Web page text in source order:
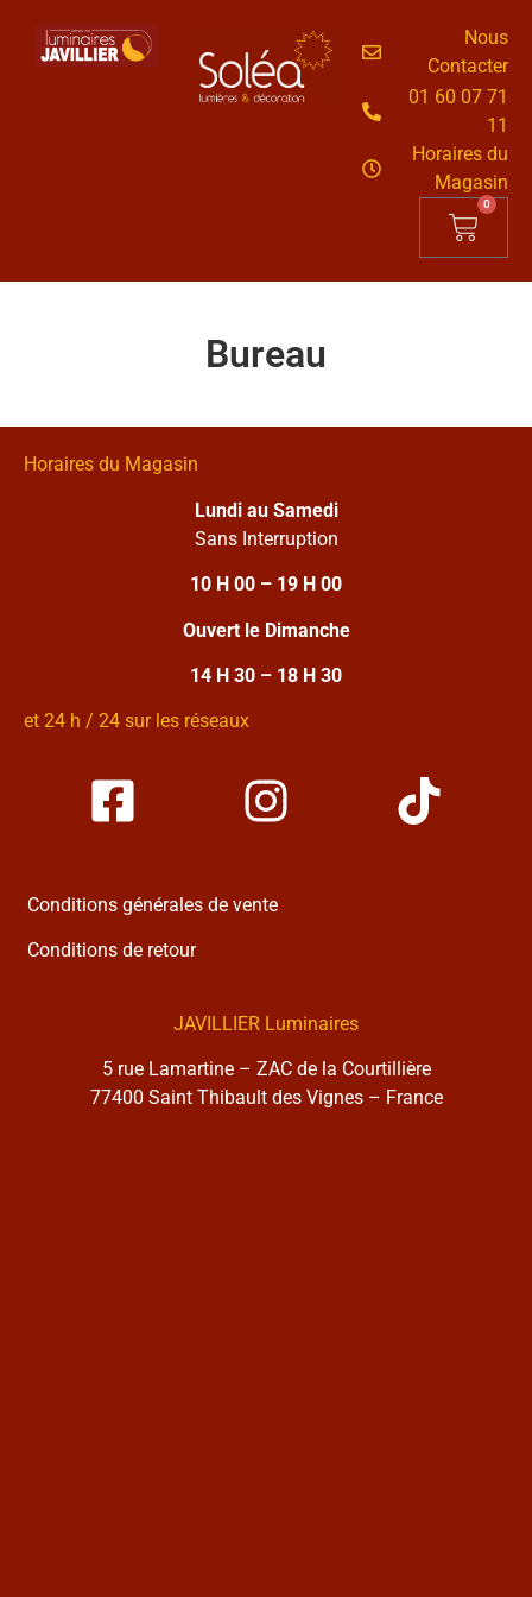
Nous
Contacter
01 60 07 71
11
Horaires du
Magasin
0
Bureau
Horaires du Magasin
Lundi au Samedi
Sans Interruption
10 H 00 – 19 H 00
Ouvert le Dimanche
14 H 30 – 18 H 30
et 24 h / 24 sur les réseaux
Conditions générales de vente
Conditions de retour
JAVILLIER Luminaires
5 rue Lamartine – ZAC de la Courtillière
77400 Saint Thibault des Vignes – France